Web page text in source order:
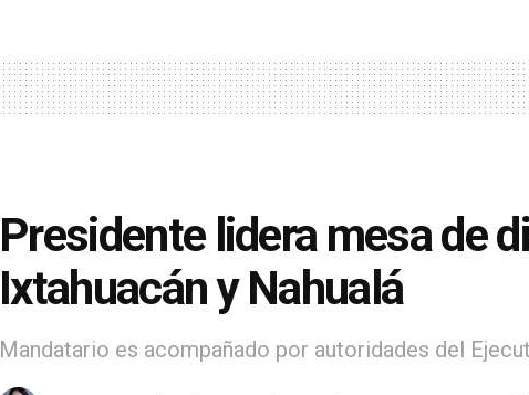
Presidente lidera mesa de
Ixtahuacán y Nahualá
Mandatario es acompañado por autoridades del